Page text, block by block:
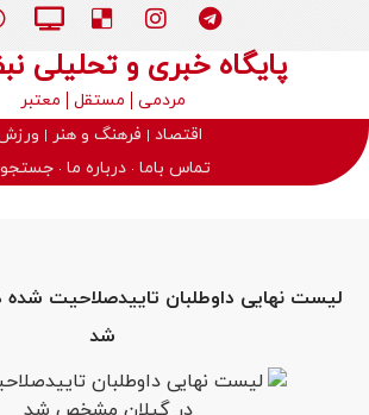
پایگاه خبری و تحلیلی
مردمی مستقل
معتبر
اقتصاد
فرهنگ و هنر
تماس باما درباره ما جستجو
لیست نهایی داوطلبان تاییدصلاحیت
شد